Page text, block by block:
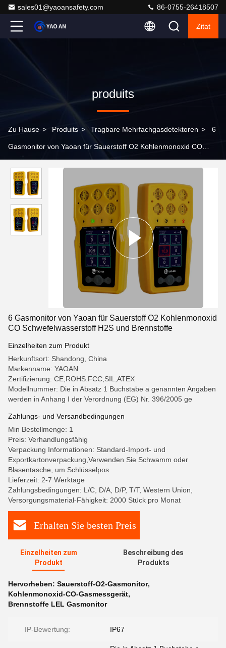
sales01@yaoansafety.com 86-0755-26418507
Zitat
produits
Zu Hause > Produits > Tragbare Mehrfachgasdetektoren > 6
Gasmonitor von Yaoan für Sauerstoff O2 Kohlenmonoxid CO
6 Gasmonitor von Yaoan für Sauerstoff O2 Kohlenmonoxid
CO Schwefelwasserstoff H2S und Brennstoffe
Einzelheiten zum Produkt
Herkunftsort: Shandong, China
Markenname: YAOAN
Zertifizierung: CE,ROHS.FCC,SIL,ATEX
Modellnummer: Die in Absatz 1 Buchstabe a genannten Angaben
werden in Anhang I der Verordnung (EG) Nr. 396/2005 ge
Zahlungs- und Versandbedingungen
Min Bestellmenge: 1
Preis: Verhandlungsfähig
Verpackung Informationen: Standard-Import- und
Exportkartonverpackung,Verwenden Sie Schwamm oder
Blasentasche, um Schlüsselpos
Lieferzeit: 2-7 Werktage
Zahlungsbedingungen: L/C, D/A, D/P, T/T, Western Union,
Versorgungsmaterial-Fähigkeit: 2000 Stück pro Monat
Erhalten Sie besten Preis
Einzelheiten zum
Produkt
Beschreibung des
Produkts
Hervorheben: Sauerstoff-O2-Gasmonitor,
Kohlenmonoxid-CO-Gasmessgerät,
Brennstoffe LEL Gasmonitor
IP-Bewertung: IP67